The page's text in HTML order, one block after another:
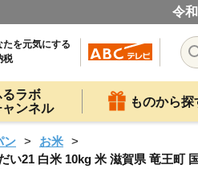
令
たを元気にする
税
るラボ
ャンネル
ものから探
ン
お米
い21 白米 10kg 米 滋賀県 竜王